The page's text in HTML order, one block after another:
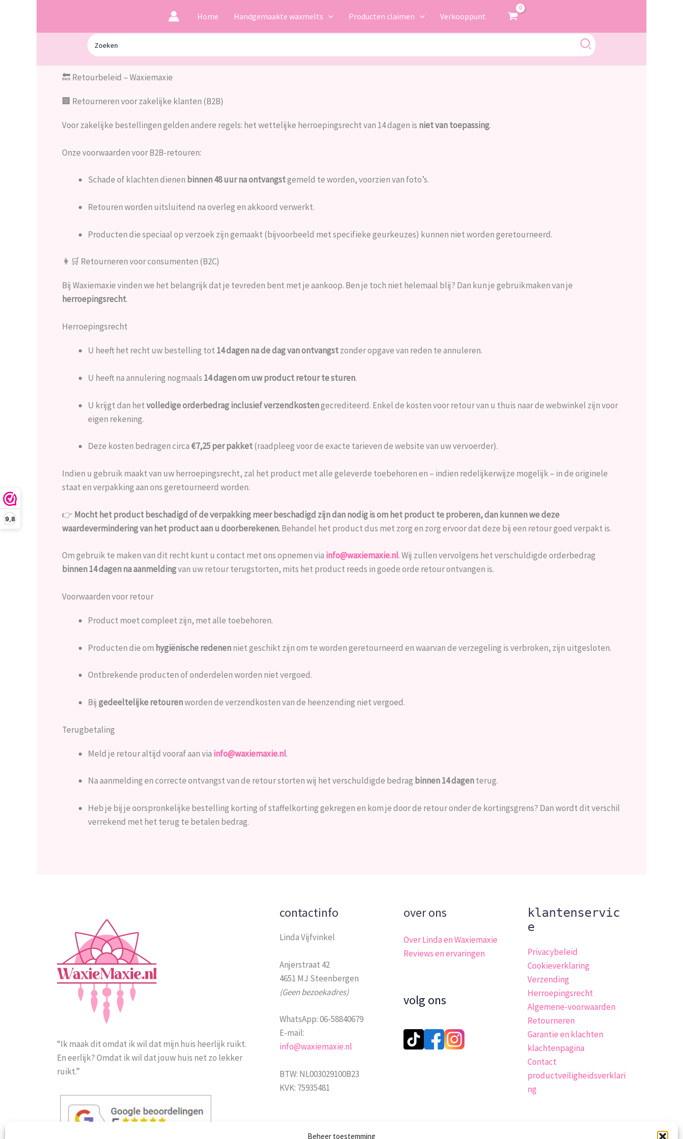
9,8
Beheer toestemming
Home Handgemaakte waxmelts Producten claimen Verkooppunt
Zoeken
naar:
🔙 Retourbeleid – Waxiemaxie
🏢 Retourneren voor zakelijke klanten (B2B)
Voor zakelijke bestellingen gelden andere regels: het wettelijke herroepingsrecht van 14 dagen is niet van toepassing.
Onze voorwaarden voor B2B-retouren:
Schade of klachten dienen binnen 48 uur na ontvangstgemeld te worden, voorzien van foto’s.
Retouren worden uitsluitend na overleg en akkoord verwerkt.
Producten die speciaal op verzoek zijn gemaakt (bijvoorbeeld met specifieke geurkeuzes) kunnen niet worden geretourneerd.
👩‍🛒 Retourneren voor consumenten (B2C)
Bij Waxiemaxie vinden we het belangrijk dat je tevreden bent met je aankoop. Ben je toch niet helemaal blij? Dan kun je gebruikmaken van je
herroepingsrecht.
Herroepingsrecht
U heeft het recht uw bestelling tot 14 dagen na de dag van ontvangstzonder opgave van reden te annuleren.
U heeft na annulering nogmaals 14 dagen om uw product retour te sturen.
U krijgt dan hetvolledige orderbedrag inclusief verzendkostengecrediteerd. Enkel de kosten voor retour van u thuis naar de webwinkel zijn voor
eigen rekening.
Deze kosten bedragen circa€7,25 per pakket(raadpleeg voor de exacte tarieven de website van uw vervoerder).
Indien u gebruik maakt van uw herroepingsrecht, zal het product met alle geleverde toebehoren en – indien redelijkerwijze mogelijk – in de originele
staat en verpakking aan ons geretourneerd worden.
👉 Mocht het product beschadigd of de verpakking meer beschadigd zijn dan nodig is om het product te proberen, dan kunnen we deze
waardevermindering van het product aan u doorberekenen.Behandel het product dus met zorg en zorg ervoor dat deze bij een retour goed verpakt is.
Om gebruik te maken van dit recht kunt u contact met ons opnemen via info@waxiemaxie.nl. Wij zullen vervolgens het verschuldigde orderbedrag
binnen 14 dagen na aanmeldingvan uw retour terugstorten, mits het product reeds in goede orde retour ontvangen is.
Voorwaarden voor retour
Product moet compleet zijn, met alle toebehoren.
Producten die om hygiënische redenenniet geschikt zijn om te worden geretourneerd en waarvan de verzegeling is verbroken, zijn uitgesloten.
Ontbrekende producten of onderdelen worden niet vergoed.
Bij gedeeltelijke retourenworden de verzendkosten van de heenzending niet vergoed.
Terugbetaling
Meld je retour altijd vooraf aan via info@waxiemaxie.nl.
Na aanmelding en correcte ontvangst van de retour storten wij het verschuldigde bedrag binnen 14 dagenterug.
Heb je bij je oorspronkelijke bestelling korting of staffelkorting gekregen en kom je door de retour onder de kortingsgrens? Dan wordt dit verschil
verrekend met het terug te betalen bedrag.
“Ik maak dit omdat ik wil dat mijn huis heerlijk ruikt.
En eerlijk? Omdat ik wil dat jouw huis net zo lekker
ruikt.”
contactinfo
Linda Vijfvinkel
Anjerstraat 42
4651 MJ Steenbergen
(Geen bezoekadres)
WhatsApp: 06-58840679
E-mail:
info@waxiemaxie.nl
BTW: NL003029100B23
KVK: 75935481
over ons
Over Linda en Waxiemaxie
Reviews en ervaringen
volg ons
klantenservic
e
Privacybeleid
Cookieverklaring
Verzending
Herroepingsrecht
Algemene-voorwaarden
Retourneren
Garantie en klachten
klachtenpagina
Contact
productveiligheidsverklari
ng